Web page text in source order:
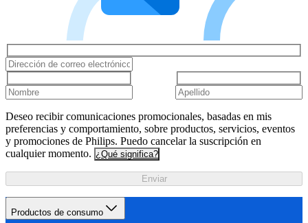
Deseo recibir comunicaciones promocionales, basadas en mis
preferencias y comportamiento, sobre productos, servicios, eventos
y promociones de Philips. Puedo cancelar la suscripción en
cualquier momento. ¿Qué significa?
Enviar
Productos de consumo